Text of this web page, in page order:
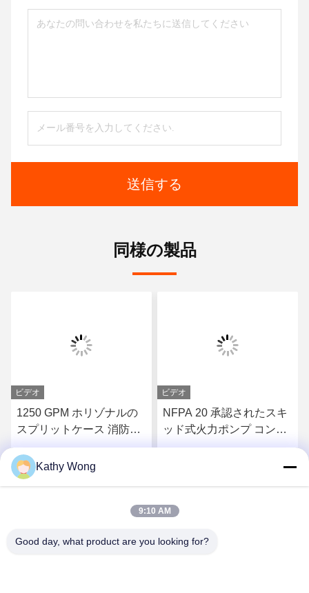
送信する
同様の製品
ビデオ
1250 GPM ホリゾナルの
スプリットケース 消防ポ
ンプ組 EDJ パッケージ
ビデオ
NFPA 20 承認されたスキ
ッド式火力ポンプ コンテ
ナパッケージ
Kathy Wong
9:10 AM
Good day, what product are you looking for?